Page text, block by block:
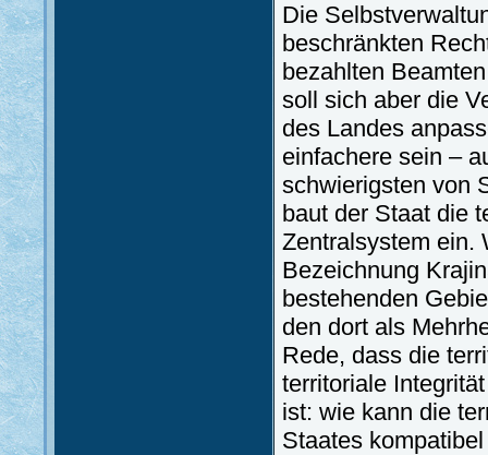
Die
beschränkten
bezahlten
soll sich aber die
des Landes
einfachere sein –
schwierigsten von
baut der Staat die
Zentralsystem ein.
Bezeichnung
bestehenden
den dort als
Rede, dass die
territoriale
ist: wie kann die
Staates